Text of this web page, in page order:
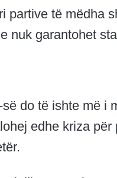
partive të mëdha
nuk garantohet
do të ishte më i
edhe kriza për